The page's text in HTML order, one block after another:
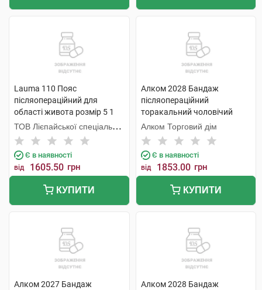
Lauma 110 Пояс
післяопераційний для
області живота розмір 5 1
шт
ТОВ Лієпайської спеціальної
економічної зони Лаума
Медікал,
Є в наявності
від 1605.50 грн
КУПИТИ
Алком 2028 Бандаж
післяопераційний
торакальний чоловічий
розмір 5 сірий 1 шт
Алком Торговий дім
Є в наявності
від 1853.00 грн
КУПИТИ
Алком 2027 Бандаж
Алком 2028 Бандаж